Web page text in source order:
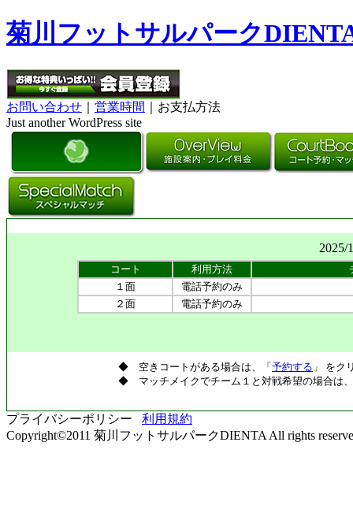
菊川フットサルパーク
お問い合わせ 営業時間
｜お支払方法
Just another WordPress site
2025/
コート 利用方法
１面
電話予約のみ
２面
電話予約のみ
◆ 空きコートがある場合は、「 予約する 」 をク
◆ マッチメイクでチーム１と対戦希望の場合は
プライバシーポリシー 利用規約
Copyright©2011 菊川フットサルパークDIENTA All rights